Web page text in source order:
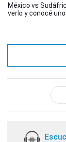
México vs
verlo y conocé